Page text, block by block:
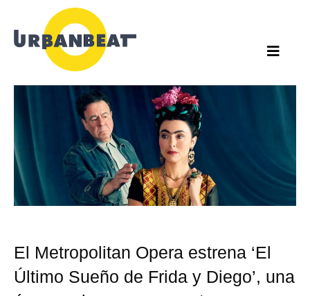
contenido
El Metropolitan Opera estrena ‘El
Último Sueño de Frida y Diego’, una